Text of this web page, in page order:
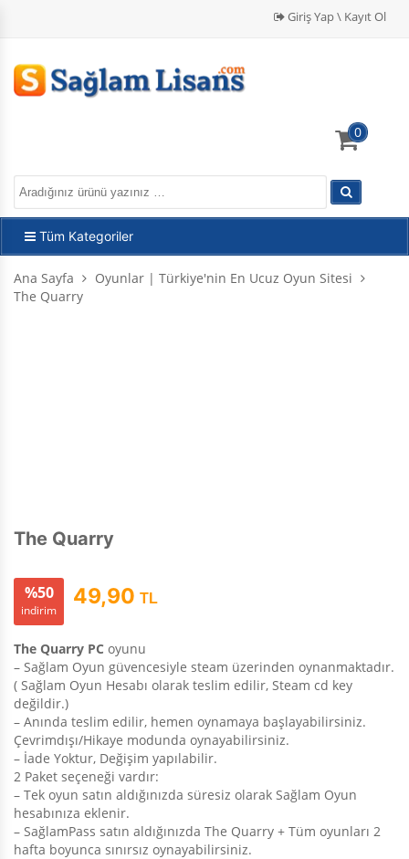
Giriş Yap \ Kayıt Ol
0
Tüm Kategoriler
Ana Sayfa
Oyunlar | Türkiye'nin En Ucuz Oyun Sitesi
The Quarry
The Quarry
%50
indirim
49,90 TL
The Quarry PC oyunu
– Sağlam Oyun güvencesiyle steam üzerinden oynanmaktadır.
( Sağlam Oyun Hesabı olarak teslim edilir, Steam cd key
değildir.)
– Anında teslim edilir, hemen oynamaya başlayabilirsiniz.
Çevrimdışı/Hikaye modunda oynayabilirsiniz.
– İade Yoktur, Değişim yapılabilir.
2 Paket seçeneği vardır:
– Tek oyun satın aldığınızda süresiz olarak Sağlam Oyun
hesabınıza eklenir.
– SağlamPass satın aldığınızda The Quarry + Tüm oyunları 2
hafta boyunca sınırsız oynayabilirsiniz.